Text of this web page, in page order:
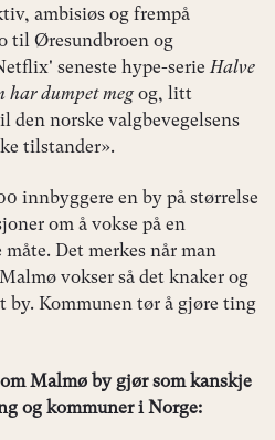
ambisiøs og frempå
til Øresundbroen og
seneste hype-serie Halve
har dumpet meg og, litt
den norske valgbevegelsens
tilstander».
innbyggere en by på størrelse
om å vokse på en
Det merkes når man
vokser så det knaker og
by. Kommunen tør å gjøre ting
Malmø by gjør som kanskje
og kommuner i Norge: